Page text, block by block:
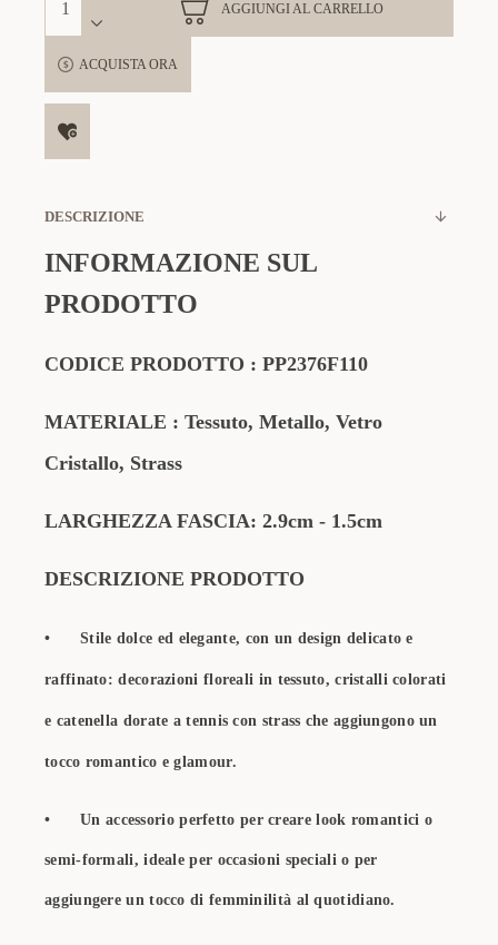
AGGIUNGI AL CARRELLO
ACQUISTA ORA
DESCRIZIONE
INFORMAZIONE SUL
PRODOTTO
CODICE PRODOTTO : PP2376F110
MATERIALE : Tessuto, Metallo, Vetro
Cristallo, Strass
LARGHEZZA FASCIA: 2.9cm - 1.5cm
DESCRIZIONE PRODOTTO
• Stile ​​dolce ed elegante​​, con un design delicato e
raffinato: decorazioni floreali in tessuto, cristalli colorati
e catenella dorate a tennis con strass che aggiungono un
tocco romantico e glamour.
• Un accessorio perfetto per creare look romantici o
semi-formali, ideale per occasioni speciali o per
aggiungere un tocco di femminilità al quotidiano.